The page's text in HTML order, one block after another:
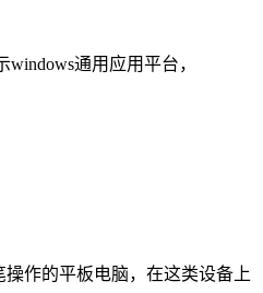
通用应用平台，
作的平板电脑，在这类设备上